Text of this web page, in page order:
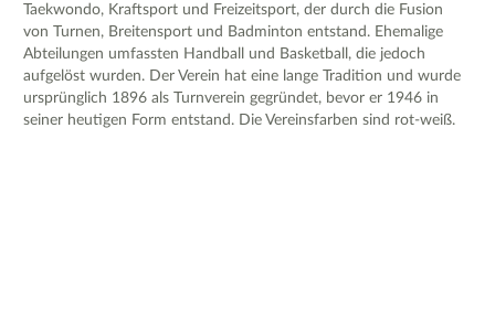
Taekwondo, Kraftsport und Freizeitsport, der durch die Fusion
von Turnen, Breitensport und Badminton entstand. Ehemalige
Abteilungen umfassten Handball und Basketball, die jedoch
aufgelöst wurden. Der Verein hat eine lange Tradition und wurde
ursprünglich 1896 als Turnverein gegründet, bevor er 1946 in
seiner heutigen Form entstand. Die Vereinsfarben sind rot-weiß.